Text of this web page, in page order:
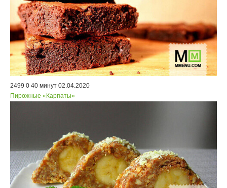
2499 0 40 минут 02.04.2020
Пирожные «Карпаты»